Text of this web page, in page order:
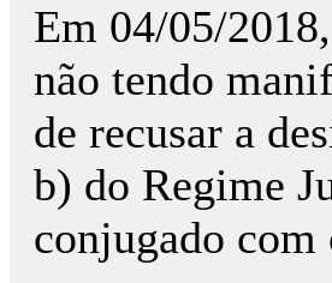
Em 04/05/
não tendo
de recusar a
b) do Regime
conjugado com